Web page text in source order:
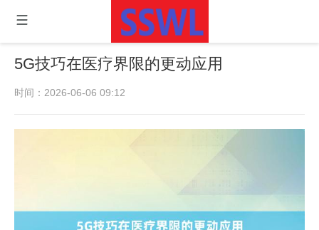
5G技巧在医疗界限的更动应用
时间：2026-06-06 09:12